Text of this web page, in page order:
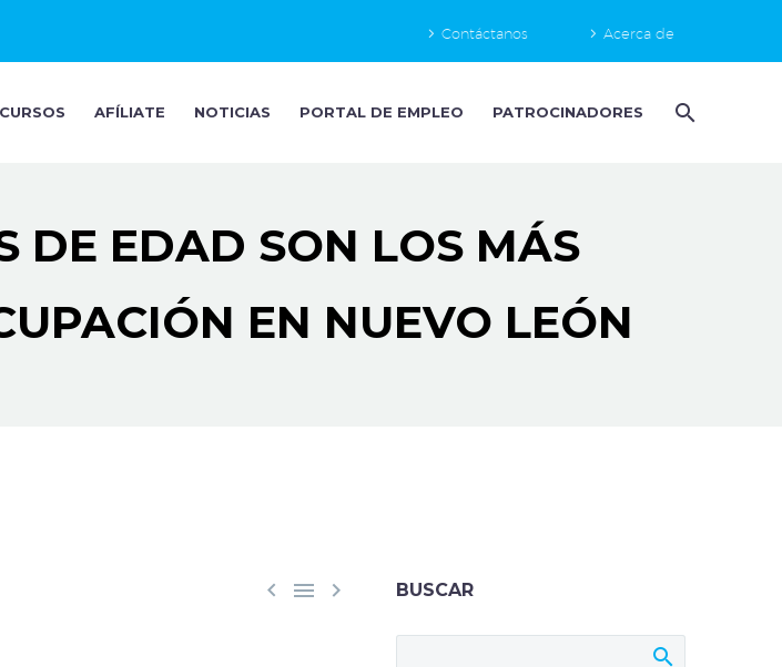
Contáctanos Acerca de
AFÍLIATE NOTICIAS PORTAL DE EMPLEO PATROCINADORES
DE EDAD SON LOS MÁS
EN NUEVO LEÓN
   BUSCAR